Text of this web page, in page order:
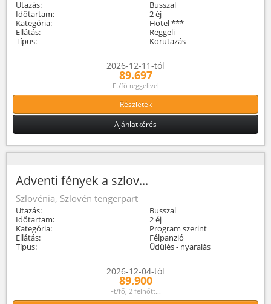
Utazás:
Busszal
Időtartam:
2 éj
Kategória:
Hotel ***
Ellátás:
Reggeli
Típus:
Körutazás
2026-12-11-tól
89.697
Ft/fő reggelivel
Részletek
Ajánlatkérés
Adventi fények a szlov...
Szlovénia, Szlovén tengerpart
Utazás:
Busszal
Időtartam:
2 éj
Kategória:
Program szerint
Ellátás:
Félpanzió
Típus:
Üdülés - nyaralás
2026-12-04-tól
89.900
Ft/fő, 2 felnőtt...